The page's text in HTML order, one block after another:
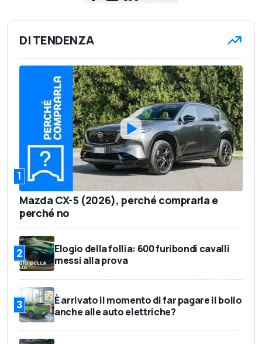
DI TENDENZA
1
Mazda CX-5 (2026), perché comprarla e
perché no
2
Elogio della follia: 600 furibondi cavalli
messi alla prova
3
È arrivato il momento di far pagare il bollo
anche alle auto elettriche?